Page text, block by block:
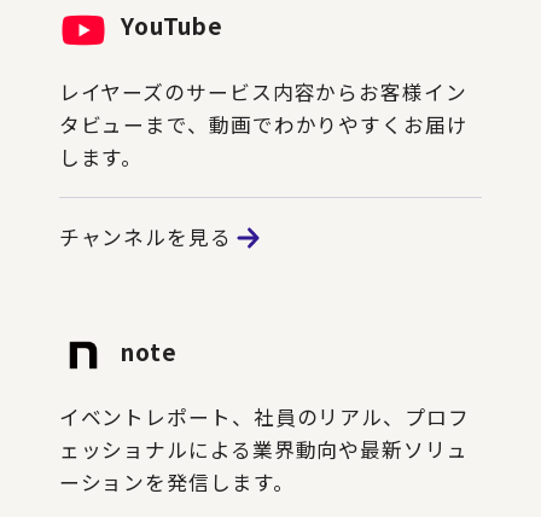
YouTube
レイヤーズのサービス内容からお客様イン
タビューまで、動画でわかりやすくお届け
します。
チャンネルを見る
note
イベントレポート、社員のリアル、プロフ
ェッショナルによる業界動向や最新ソリュ
ーションを発信します。